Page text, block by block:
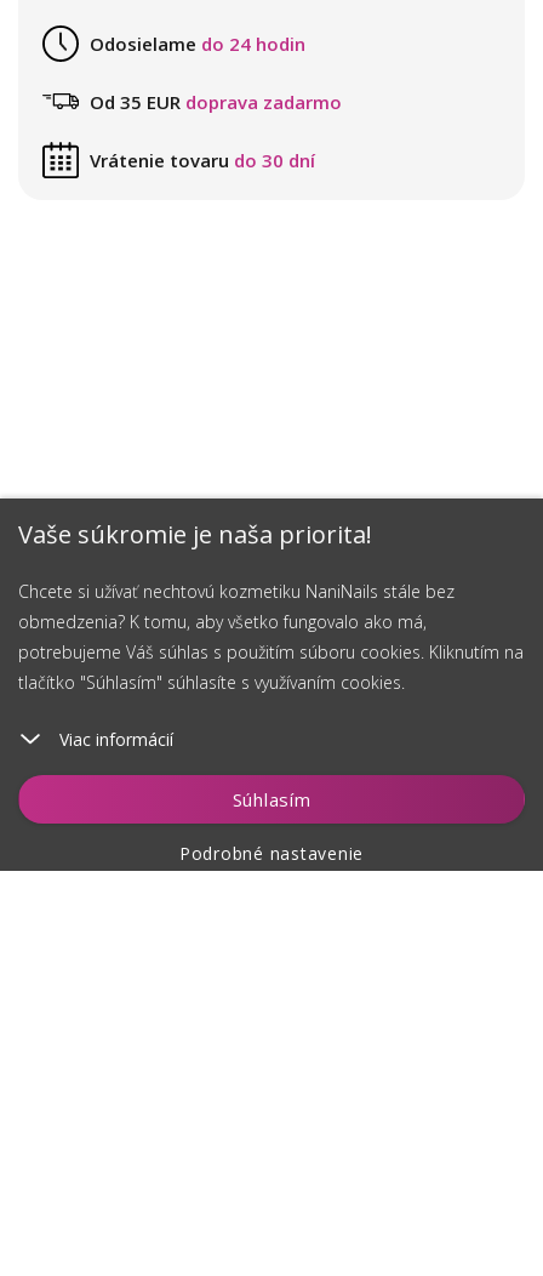
Vaše súkromie je naša priorita!
Chcete si užívať nechtovú kozmetiku NaniNails stále bez
obmedzenia? K tomu, aby všetko fungovalo ako má,
potrebujeme Váš súhlas s použitím súboru cookies. Kliknutím na
tlačítko "Súhlasím" súhlasíte s využívaním cookies.
Viac informácií
Súhlasím
Podrobné nastavenie
Vložiť do košíka
Odosielame do 24 hodin
Od 35 EUR doprava zadarmo
Vrátenie tovaru do 30 dní